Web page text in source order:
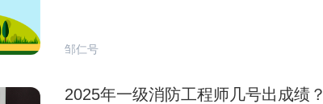
邹仁号
2025年一级消防工程师几号出成绩？